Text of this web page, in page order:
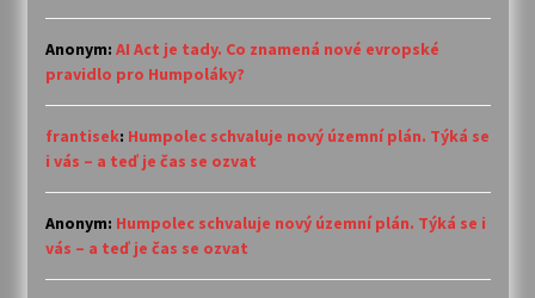
Anonym: AI Act je tady. Co znamená nové evropské
pravidlo pro Humpoláky?
frantisek: Humpolec schvaluje nový územní plán. Týká se
i vás – a teď je čas se ozvat
Anonym: Humpolec schvaluje nový územní plán. Týká se i
vás – a teď je čas se ozvat